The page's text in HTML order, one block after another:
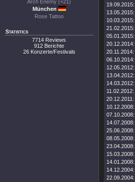
Arch Enemy (+21)
München
Rose Tattoo
Statistics
7714 Reviews
912 Berichte
26 Konzerte/Festivals
19.09.2015:
13.05.2015:
10.03.2015:
21.02.2015:
05.01.2015:
20.12.2014:
20.11.2014:
06.10.2014:
12.05.2012:
13.04.2012:
14.03.2012:
11.02.2012:
20.12.2011:
10.12.2008:
07.10.2008:
14.07.2008:
25.06.2008:
08.05.2008:
23.04.2008:
15.03.2008:
14.01.2008:
14.12.2004:
22.09.2004: